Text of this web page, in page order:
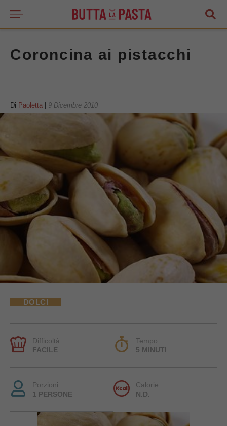
Coroncina ai pistacchi
Di Paoletta 9 Dicembre 2010
DOLCI
Difficoltà:
FACILE
Tempo:
5 MINUTI
Porzioni:
1 PERSONE
Calorie:
N.D.